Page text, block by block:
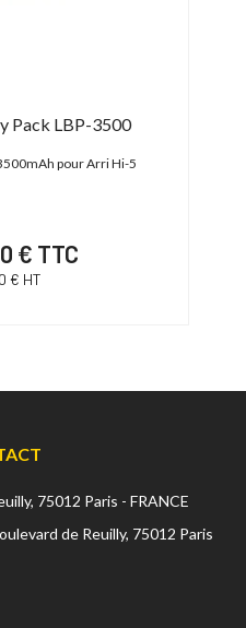
Pack LBP-3500
pour Arri Hi-5
€ TTC
€ HT
75012 Paris - FRANCE
de Reuilly, 75012 Paris